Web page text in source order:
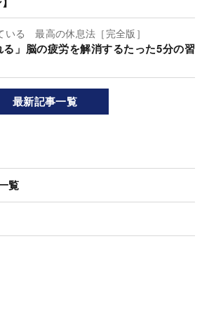
いる 最高の休息法［完全版］
る」脳の疲労を解消するたった5分の習
最新記事一覧
覧